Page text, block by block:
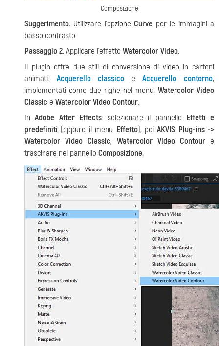
Composizione
Suggerimento: Utilizzare l'opzioneCurve per le immagini a
basso contrasto.
Passaggio 2.Applicare l'effetto Watercolor Video.
Il plugin offre due stili di conversione di video in cartoni
animati: Acquerello classico eAcquerello contorno,
implementati come due righe nel menu: Watercolor Video
Сlassic e Watercolor Video Contour.
InAdobe After Effects: selezionare il pannello Effetti e
predefiniti (oppure il menu Effetto), poiAKVIS Plug-ins ->
Watercolor Video Сlassic, Watercolor Video Contour e
trascinare nel pannello Composizione.